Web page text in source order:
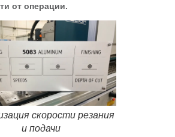
от операции.
скорости резания
и подачи